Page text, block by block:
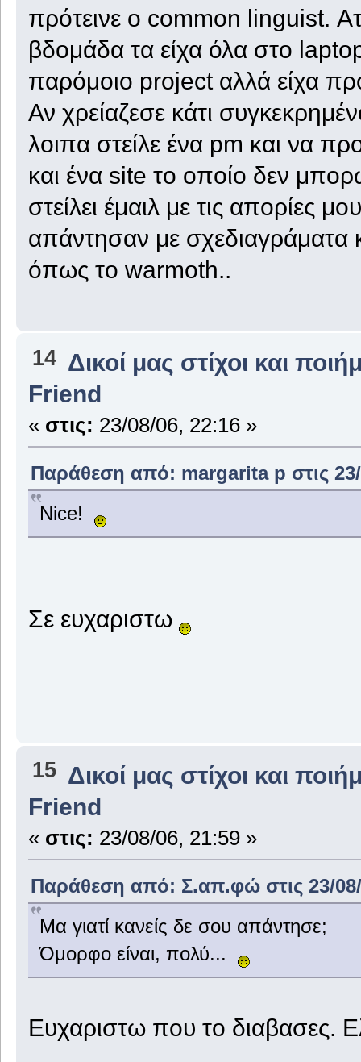
πρότεινε ο common linguist.
βδομάδα τα είχα όλα στο
παρόμοιο project αλλά είχα
Αν χρείαζεσε κάτι
λοιπα στείλε ένα pm και να
και ένα site το οποίο δεν
στείλει έμαιλ με τις απορίες
απάντησαν με σχεδιαγράματα
όπως το warmoth..
14 Δικοί μας στίχοι και
Friend
« στις: 23/08/06, 22:16 »
Παράθεση από: margarita p στις
Nice!
Σε ευχαριστω
15 Δικοί μας στίχοι και
Friend
« στις: 23/08/06, 21:59 »
Παράθεση από: Σ.απ.φώ στις 23/
Mα γιατί κανείς δε σου απάντησε;
Όμορφο είναι, πολύ...
Ευχαριστω που το διαβασες.